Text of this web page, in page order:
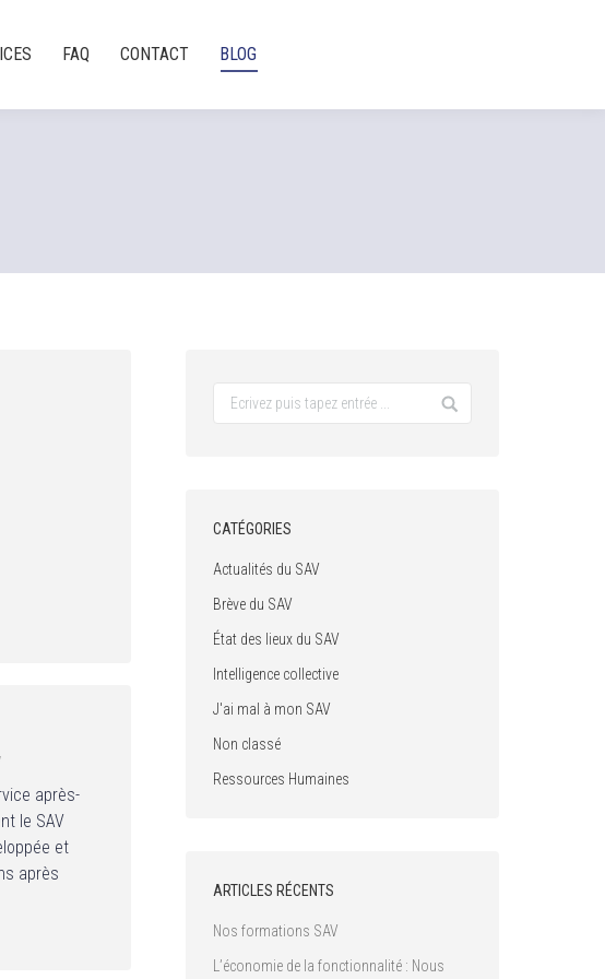
FAQ CONTACT BLOG
après-
le SAV
et
après
CATÉGORIES
Actualités du SAV
Brève du SAV
État des lieux du SAV
Intelligence collective
J'ai mal à mon SAV
Non classé
Ressources Humaines
ARTICLES RÉCENTS
Nos formations SAV
L’économie de la fonctionnalité : Nous